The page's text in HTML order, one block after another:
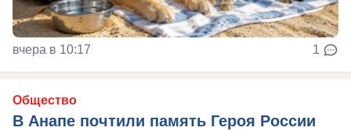
вчера в 10:17 1
Общество
В Анапе почтили память Героя России